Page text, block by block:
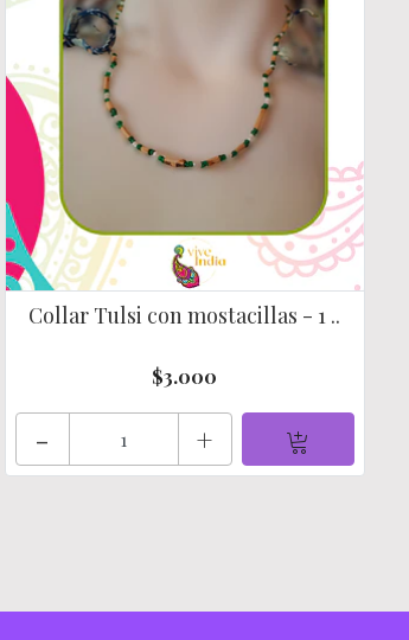
Collar Tulsi con mostacillas - 1 ..
$3.000
- +